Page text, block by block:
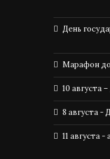
День
Марафон
10 августа
8 августа -
11 августа